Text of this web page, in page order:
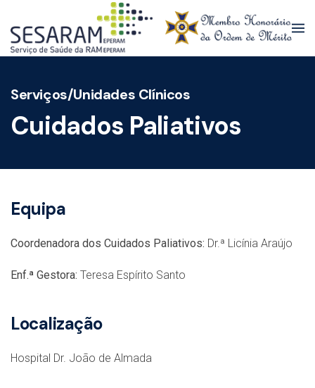
Skip to main content
Serviços/Unidades Clínicos
Cuidados Paliativos
Equipa
Coordenadora dos Cuidados Paliativos: Dr.ª Licínia Araújo
Enf.ª Gestora: Teresa Espírito Santo
Localização
Hospital Dr. João de Almada